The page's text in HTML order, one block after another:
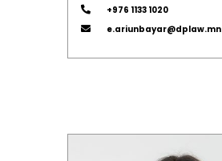
+976 1133 1020
e.ariunbayar@dplaw.mn